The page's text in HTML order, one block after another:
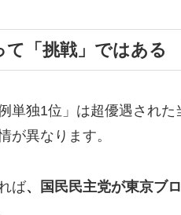
「挑戦」ではある
単独1位」は超優遇された
が異なります。
ば、国民民主党が東京ブ